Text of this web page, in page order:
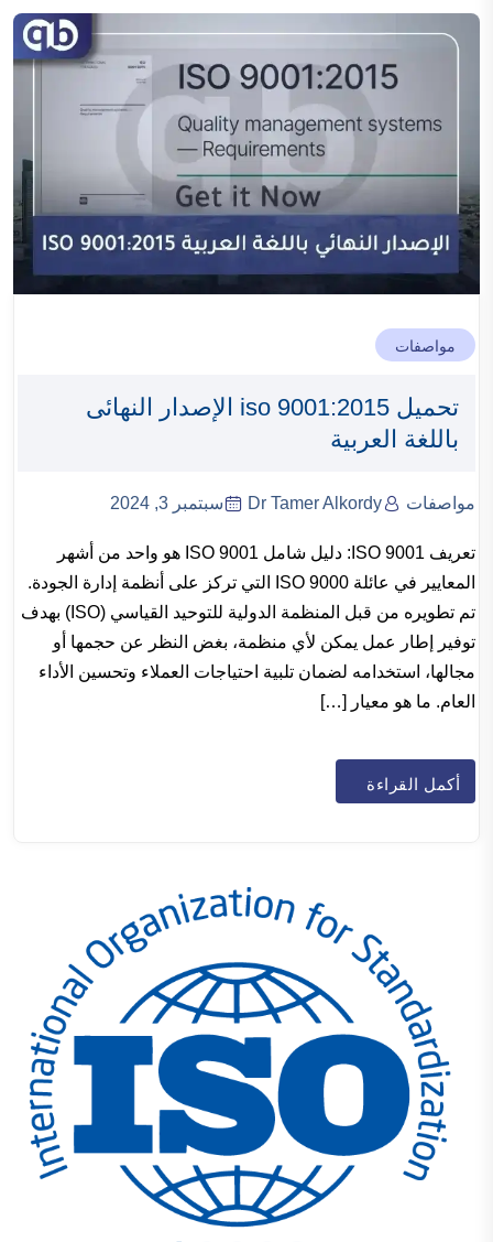
مواصفات
تحميل iso 9001:2015 الإصدار النهائى
باللغة العربية
مواصفات Dr Tamer Alkordy سبتمبر 3, 2024
تعريف ISO 9001: دليل شامل ISO 9001 هو واحد من أشهر
المعايير في عائلة ISO 9000 التي تركز على أنظمة إدارة الجودة.
تم تطويره من قبل المنظمة الدولية للتوحيد القياسي (ISO) بهدف
توفير إطار عمل يمكن لأي منظمة، بغض النظر عن حجمها أو
مجالها، استخدامه لضمان تلبية احتياجات العملاء وتحسين الأداء
العام. ما هو معيار […]
أكمل القراءة